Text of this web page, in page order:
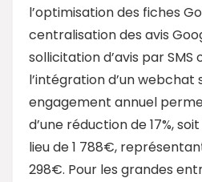
l’optimisation des fiches
centralisation des avis
sollicitation d’avis par SMS
l’intégration d’un webchat
engagement annuel
d’une réduction de 17%,
lieu de 1 788€,
298€. Pour les grandes